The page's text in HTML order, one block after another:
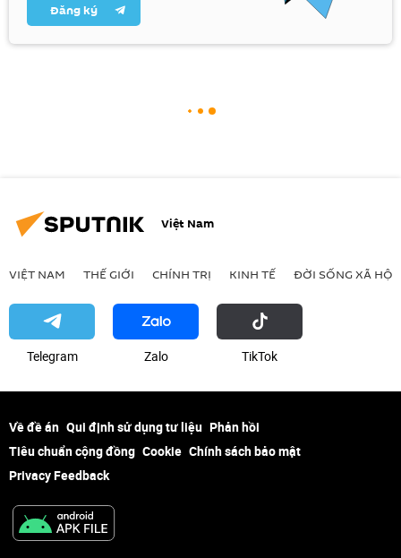
Đăng ký
Việt Nam
VIỆT NAM THẾ GIỚI CHÍNH TRỊ KINH TẾ ĐỜI SỐNG XÃ HỘI
Telegram Zalo ТikТоk
Về đề án Qui định sử dụng tư liệu Phản hồi
Tiêu chuẩn cộng đồng Cookie Chính sách bảo mật
Privacy Feedback